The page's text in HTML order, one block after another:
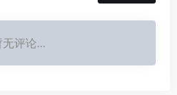
无评论...